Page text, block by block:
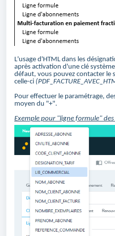
L'usage d'HTML dans les
après activation d'une clé
défaut, vous pouvez contacter le
celle-ci
Pour effectuer le paramétrage,
moyen du "+".
Exemple pour "ligne formule"